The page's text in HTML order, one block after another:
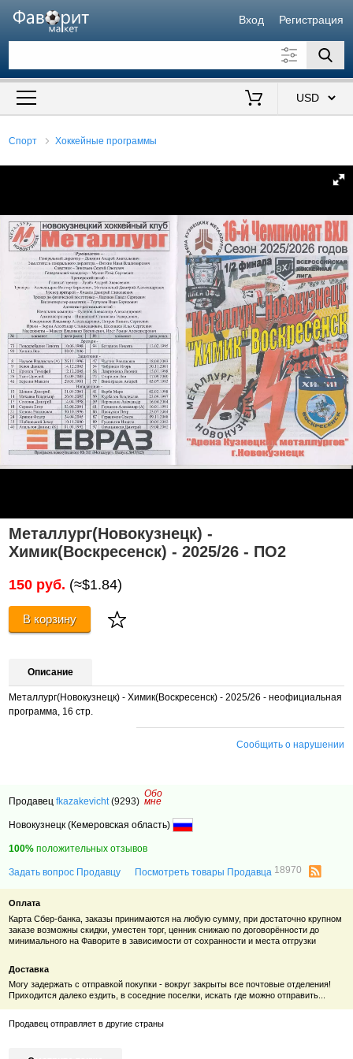
Вход Регистрация
Искать также в описании
Спорт Хоккейные программы
Металлург(Новокузнецк) -
Химик(Воскресенск) - 2025/26 - ПО2
150 руб. (≈$1.84)
В корзину
Описание
Металлург(Новокузнецк) - Химик(Воскресенск) - 2025/26 - неофициальная
программа, 16 стр.
Сообщить о нарушении
Продавецfkazakevicht (9293)
Обо
мне
Новокузнецк (Кемеровская область)
100% положительных отзывов
Задать вопрос Продавцу Посмотреть товары Продавца 18970
Оплата
Карта Сбер-банка, заказы принимаются на любую сумму, при достаточно крупном
заказе возможны скидки, уместен торг, ценник снижаю по договорённости до
минимального на Фаворите в зависимости от сохранности и места отгрузки
Доставка
Могу задержать с отправкой покупки - вокруг закрыты все почтовые отделения!
Приходится далеко ездить, в соседние поселки, искать где можно отправить...
Продавец отправляет в другие страны